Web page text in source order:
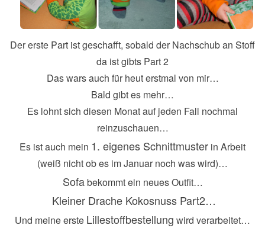
Der erste Part ist geschafft, sobald der Nachschub an Stoff
da ist gibts Part 2
Das wars auch für heut erstmal von mir…
Bald gibt es mehr…
Es lohnt sich diesen Monat auf jeden Fall nochmal
reinzuschauen…
Es ist auch mein 1. eigenes Schnittmuster in Arbeit
(weiß nicht ob es im Januar noch was wird)…
Sofabekommt ein neues Outfit…
Kleiner Drache Kokosnuss Part2…
Und meine erste Lillestoffbestellung wird verarbeitet…